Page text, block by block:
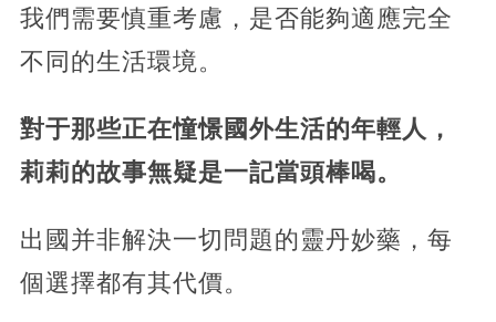
我們需要慎重考慮，是否能夠適應完全
不同的生活環境。
對于那些正在憧憬國外生活的年輕人，
莉莉的故事無疑是一記當頭棒喝。
出國并非解決一切問題的靈丹妙藥，每
個選擇都有其代價。